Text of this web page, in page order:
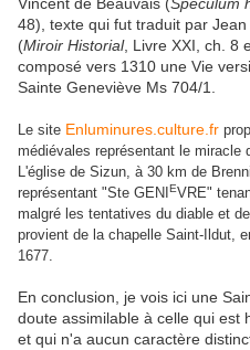
48), texte qui fut traduit par
(Miroir Historial, Livre XXI, ch. 8
composé vers 1310 une Vie
Sainte Geneviève Ms 704/1.
Le site Enluminures.culture.fr
médiévales représentant le miracle
L'église de Sizun, à 30 km de
représentant "Ste GENI EVRE"
malgré les tentatives du diable et
provient de la chapelle Saint-Ildut,
1677.
En conclusion, je vois ici une
doute assimilable à celle qui est
et qui n'a aucun caractère